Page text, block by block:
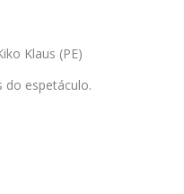
Klaus (PE)
do espetáculo.